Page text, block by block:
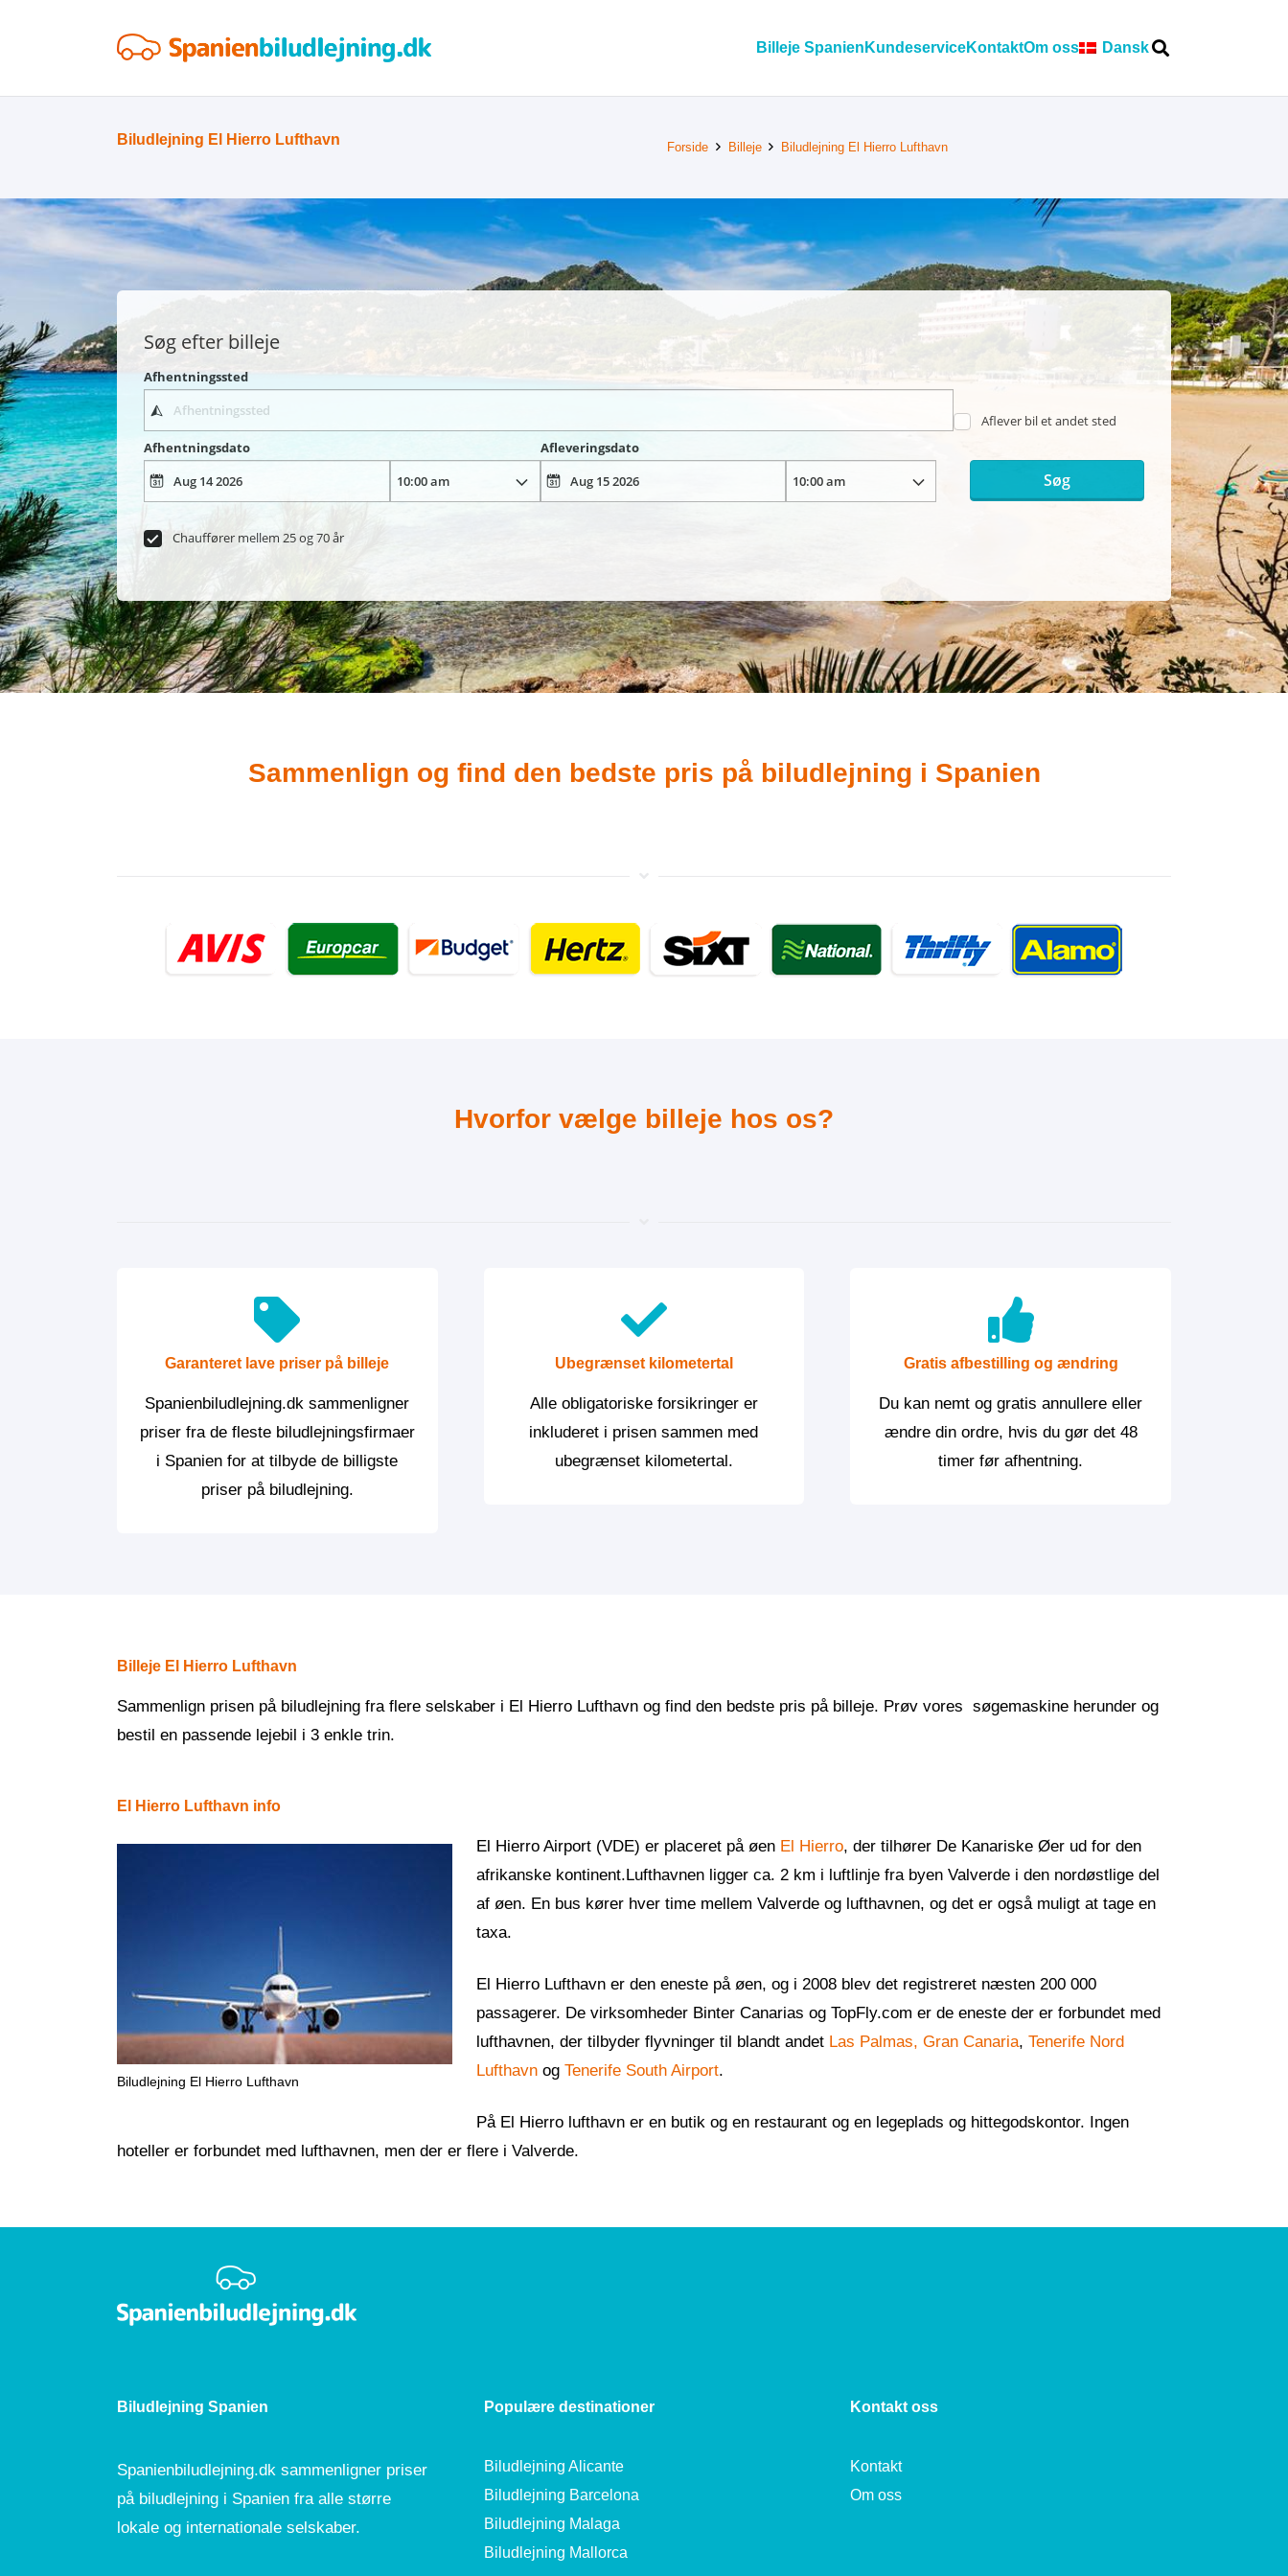
Billeje Spanien KundeserviceKontaktOm oss Dansk
Biludlejning El Hierro Lufthavn Forside Billeje Biludlejning El Hierro Lufthavn
Søg efter billeje
Afhentningssted
Aflever bil et andet sted
Afhentningsdato
Afleveringsdato
Chauffører mellem 25 og 70 år
Søg
Sammenlign og find den bedste pris på biludlejning i Spanien
Hvorfor vælge billeje hos os?
Garanteret lave priser på billeje
Spanienbiludlejning.dk sammenligner
priser fra de fleste biludlejningsfirmaer
i Spanien for at tilbyde de billigste
priser på biludlejning.
Ubegrænset kilometertal
Alle obligatoriske forsikringer er
inkluderet i prisen sammen med
ubegrænset kilometertal.
Gratis afbestilling og ændring
Du kan nemt og gratis annullere eller
ændre din ordre, hvis du gør det 48
timer før afhentning.
Billeje El Hierro Lufthavn
Sammenlign prisen på biludlejning fra flere selskaber i El Hierro Lufthavn og find den bedste pris på billeje. Prøv vores søgemaskine herunder og
bestil en passende lejebil i 3 enkle trin.
El Hierro Lufthavn info
Biludlejning El Hierro Lufthavn
El Hierro Airport (VDE) er placeret på øen El Hierro, der tilhører De Kanariske Øer ud for den
afrikanske kontinent.Lufthavnen ligger ca. 2 km i luftlinje fra byen Valverde i den nordøstlige del
af øen. En bus kører hver time mellem Valverde og lufthavnen, og det er også muligt at tage en
taxa.
El Hierro Lufthavn er den eneste på øen, og i 2008 blev det registreret næsten 200 000
passagerer. De virksomheder Binter Canarias og TopFly.com er de eneste der er forbundet med
lufthavnen, der tilbyder flyvninger til blandt andet Las Palmas, Gran Canaria, Tenerife Nord
Lufthavn og Tenerife South Airport.
På El Hierro lufthavn er en butik og en restaurant og en legeplads og hittegodskontor. Ingen
hoteller er forbundet med lufthavnen, men der er flere i Valverde.
Biludlejning Spanien
Spanienbiludlejning.dk sammenligner priser
på biludlejning i Spanien fra alle større
lokale og internationale selskaber.
Populære destinationer
Biludlejning Alicante
Biludlejning Barcelona
Biludlejning Malaga
Biludlejning Mallorca
Kontakt oss
Kontakt
Om oss